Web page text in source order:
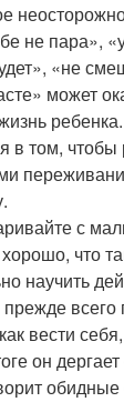
не пара»,
«не
может
в том,
с
что
научить
прежде
вести
он
обидные